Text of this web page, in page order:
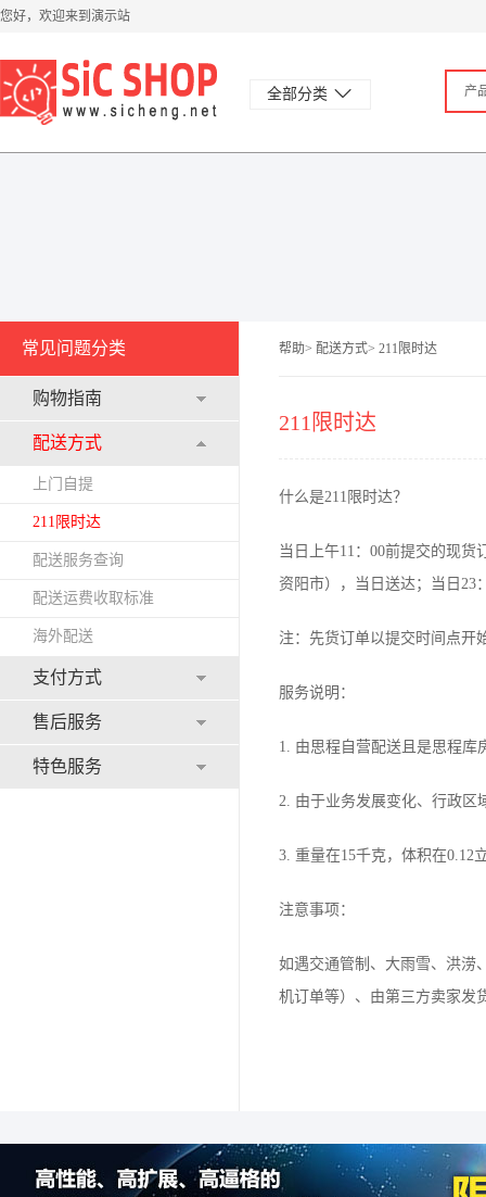
您好，欢迎来到演示站
全部分类 产
常见问题分类
购物指南
配送方式
上门自提
211限时达
配送服务查询
配送运费收取标准
海外配送
支付方式
售后服务
特色服务
帮助> 配送方式> 211限时达
211限时达
什么是211限时达？
当日上午11：00前提交的现
资阳市），当日送达；当日23
注：先货订单以提交时间点开
服务说明：
1. 由思程自营配送且是思程库
2. 由于业务发展变化、行政区
3. 重量在15千克，体积在0.12
注意事项：
如遇交通管制、大雨雪、洪涝
机订单等）、由第三方卖家发